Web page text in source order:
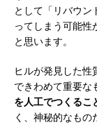
として「リバウン
ってしまう可能性
と思います。
ヒルが発見した
できわめて重要な
を人工でつくるこ
く、神秘的なもの